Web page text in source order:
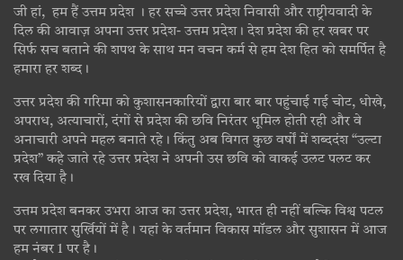
जी हां, हम हैं उत्तम प्रदेश । हर सच्चे उत्तर प्रदेश निवासी और राष्ट्रीयवादी के
दिल की आवाज़ अपना उत्तर प्रदेश- उत्तम प्रदेश। देश प्रदेश की हर खबर पर
सिर्फ सच बताने की शपथ के साथ मन वचन कर्म से हम देश हित को समर्पित है
हमारा हर शब्द।
उत्तर प्रदेश की गरिमा को कुशासनकारियों द्वारा बार बार पहुंचाई गई चोट, धोखे,
अपराध, अत्याचारों, दंगों से प्रदेश की छवि निरंतर धूमिल होती रही और वे
अनाचारी अपने महल बनाते रहे। किंतु अब विगत कुछ वर्षों में शब्ददंश “उल्टा
प्रदेश” कहे जाते रहे उत्तर प्रदेश ने अपनी उस छवि को वाकई उलट पलट कर
रख दिया है।
उत्तम प्रदेश बनकर उभरा आज का उत्तर प्रदेश, भारत ही नहीं बल्कि विश्व पटल
पर लगातार सुर्खियों में है। यहां के वर्तमान विकास मॉडल और सुशासन में आज
हम नंबर 1 पर है।